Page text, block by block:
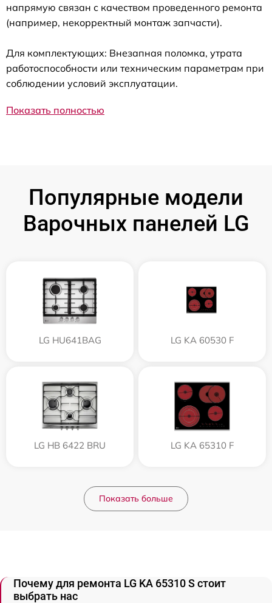
напрямую связан с качеством проведенного ремонта
(например, некорректный монтаж запчасти).
Для комплектующих: Внезапная поломка, утрата
работоспособности или техническим параметрам при
соблюдении условий эксплуатации.
Показать полностью
Популярные модели
Варочных панелей LG
LG HU641BAG LG KA 60530 F
LG HB 6422 BRU LG KA 65310 F
Показать больше
Почему для ремонта LG KA 65310 S стоит
выбрать нас